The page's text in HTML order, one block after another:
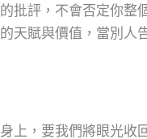
批評，不會否定你
天賦與價值，當別
上，要我們將眼光